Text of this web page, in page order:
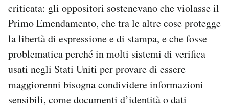
Hai bisogno di aiuto?
Esci
criticata: gli oppositori sostenevano che violasse il
Primo Emendamento, che tra le altre cose protegge
la libertà di espressione e di stampa, e che fosse
problematica perché in molti sistemi di verifica
usati negli Stati Uniti per provare di essere
maggiorenni bisogna condividere informazioni
sensibili, come documenti d’identità o dati